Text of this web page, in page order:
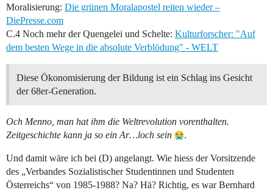
Moralisierung: Die grünen Moralapostel reiten wieder –
DiePresse.com
C.4 Noch mehr der Quengelei und Schelte: Kulturforscher: "Auf
dem besten Wege in die absolute Verblödung" - WELT
Diese Ökonomisierung der Bildung ist ein Schlag ins Gesicht
der 68er-Generation.
Och Menno, man hat ihm die Weltrevolution vorenthalten.
Zeitgeschichte kann ja so ein Ar…loch sein
.
Und damit wäre ich bei (D) angelangt. Wie hiess der Vorsitzende
des „Verbandes Sozialistischer Studentinnen und Studenten
Österreichs“ von 1985-1988? Na? Hä? Richtig, es war Bernhard